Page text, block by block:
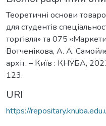
Теоретичні основи
для студентів
торгівля» та 075
Вотченікова, А. А.
архіт. – Київ : КНУБА,
123.
URI
https://